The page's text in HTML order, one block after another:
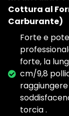
Cottura al
Carburante)
Forte e
forte, la
cm/9,8
torcia .